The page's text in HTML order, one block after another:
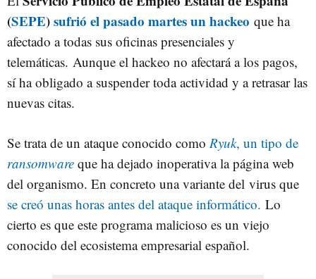
(SEPE)sufrió el pasado martes un hackeo que ha
afectado a todas sus oficinas presenciales y
telemáticas. Aunque el hackeo no afectará a los pagos,
sí ha obligado a suspender toda actividad y a retrasar las
nuevas citas.
Se trata de un ataque conocido como Ryuk, un tipo de
ransomware que ha dejado inoperativa la página web
del organismo. En concreto una variante del virus que
se creó unas horas antes del ataque informático. Lo
cierto es que este programa malicioso es un viejo
conocido del ecosistema empresarial español.